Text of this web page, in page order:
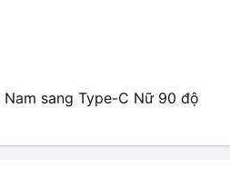
sang Type-C Nữ 90 độ